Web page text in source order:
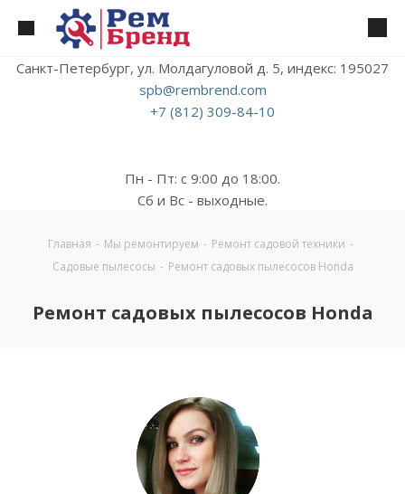
Санкт-Петербург, ул. Молдагуловой д. 5, индекс: 195027
spb@rembrend.com
+7 (812) 309-84-10
Пн - Пт: с 9:00 до 18:00.
Сб и Вс - выходные.
Главная - Мы ремонтируем - Ремонт садовой техники -
Садовые пылесосы - Ремонт садовых пылесосов Honda
Ремонт садовых пылесосов Honda